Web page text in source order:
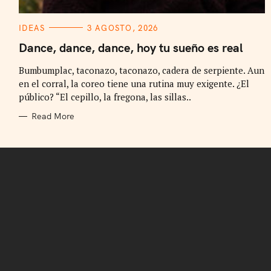
C
T
E
O
I
E
S
IDEAS 3 AGOSTO, 2026
Dance, dance, dance, hoy tu sueño es real
Bumbumplac, taconazo, taconazo, cadera de serpiente. Aun
en el corral, la coreo tiene una rutina muy exigente. ¿El
público? “El cepillo, la fregona, las sillas..
Read More